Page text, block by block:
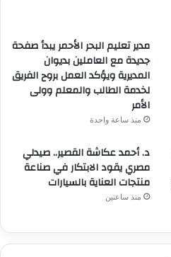
مدير تعليم البحر الأحمر يبدأ صفحة
جديدة مع العاملين بديوان
المديرية ويؤكد العمل بروح الفريق
لخدمة الطالب والمعلم وولى
الأمر
منذ ساعة واحدة
د. أحمد عكاشة القصير.. صيدلي
مصري يقود الابتكار في صناعة
منتجات العناية بالسيارات
منذ ساعتين